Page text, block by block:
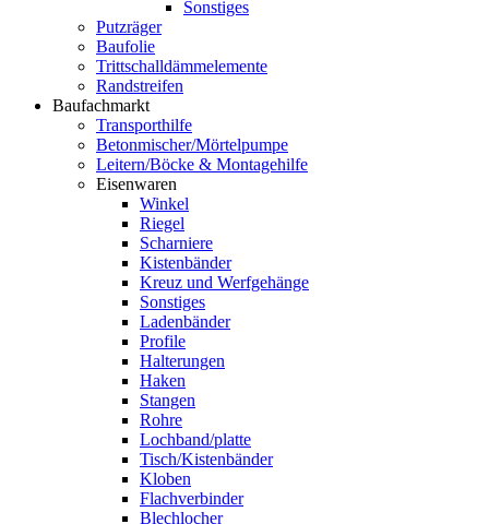
Sonstiges
Putzräger
Baufolie
Trittschalldämmelemente
Randstreifen
Baufachmarkt
Transporthilfe
Betonmischer/Mörtelpumpe
Leitern/Böcke & Montagehilfe
Eisenwaren
Winkel
Riegel
Scharniere
Kistenbänder
Kreuz und Werfgehänge
Sonstiges
Ladenbänder
Profile
Halterungen
Haken
Stangen
Rohre
Lochband/platte
Tisch/Kistenbänder
Kloben
Flachverbinder
Blechlocher